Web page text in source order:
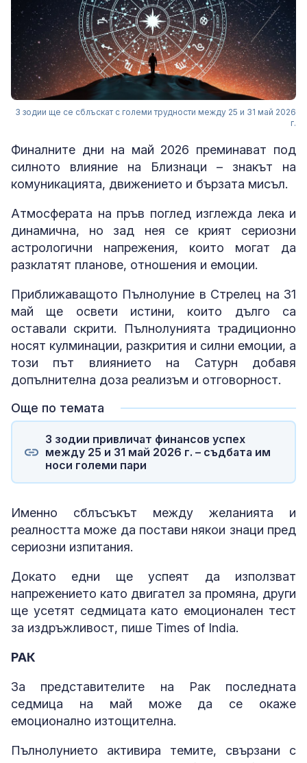
3 зодии ще се сблъскат с големи трудности между 25 и 31 май 2026
г.
Финалните дни на май 2026 преминават под
силното влияние на Близнаци – знакът на
комуникацията, движението и бързата мисъл.
Атмосферата на пръв поглед изглежда лека и
динамична, но зад нея се крият сериозни
астрологични напрежения, които могат да
разклатят планове, отношения и емоции.
Приближаващото Пълнолуние в Стрелец на 31
май ще освети истини, които дълго са
оставали скрити. Пълнолунията традиционно
носят кулминации, разкрития и силни емоции, а
този път влиянието на Сатурн добавя
допълнителна доза реализъм и отговорност.
Още по темата
3 зодии привличат финансов успех
между 25 и 31 май 2026 г. – съдбата им
носи големи пари
Именно сблъсъкът между желанията и
реалността може да постави някои знаци пред
сериозни изпитания.
Докато едни ще успеят да използват
напрежението като двигател за промяна, други
ще усетят седмицата като емоционален тест
за издръжливост, пише Times of India.
РАК
За представителите на Рак последната
седмица на май може да се окаже
емоционално изтощителна.
Пълнолунието активира темите, свързани с